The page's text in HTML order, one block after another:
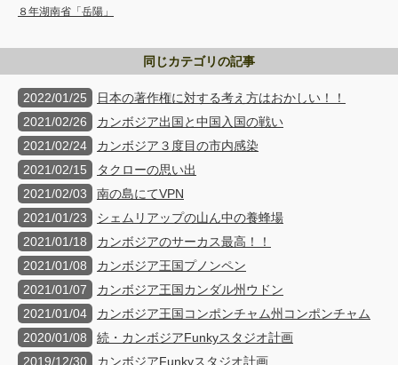
８年湖南省「岳陽」
同じカテゴリの記事
2022/01/25
日本の著作権に対する考え方はおかしい！！
2021/02/26
カンボジア出国と中国入国の戦い
2021/02/24
カンボジア３度目の市内感染
2021/02/15
タクローの思い出
2021/02/03
南の島にてVPN
2021/01/23
シェムリアップの山ん中の養蜂場
2021/01/18
カンボジアのサーカス最高！！
2021/01/08
カンボジア王国プノンペン
2021/01/07
カンボジア王国カンダル州ウドン
2021/01/04
カンボジア王国コンポンチャム州コンポンチャム
2020/01/08
続・カンボジアFunkyスタジオ計画
2019/12/30
カンボジアFunkyスタジオ計画